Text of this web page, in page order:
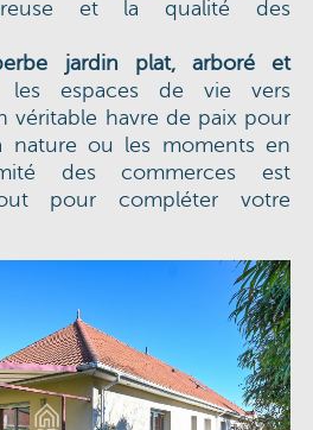
et la qualité des
jardin plat, arboré et
les espaces de vie vers
véritable havre de paix pour
nature ou les moments en
des commerces est
pour compléter votre